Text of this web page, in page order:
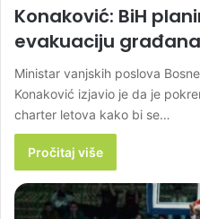
Konaković: BiH
evakuaciju
Ministar vanjskih poslova
Konaković izjavio je da je
charter letova kako bi se…
Pročitaj više